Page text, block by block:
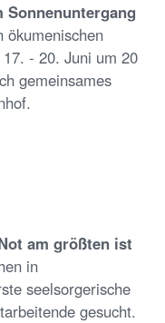
Sonnenuntergang
ökumenischen
- 20. Juni um 20
gemeinsames
am größten ist
in
seelsorgerische
gesucht.